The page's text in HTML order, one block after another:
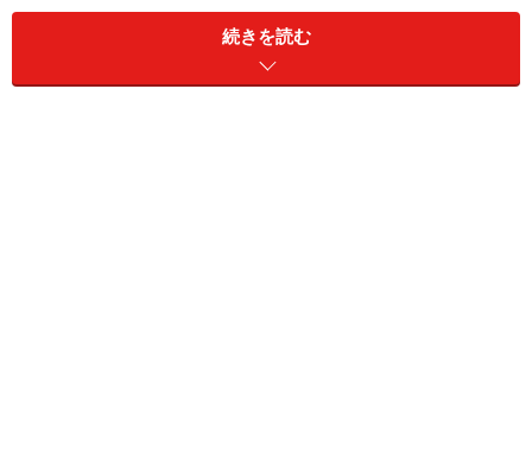
なぜ生存戦略に資産運用が必要か
～稼ぐだけでは足りない、預金だけでは増
続きを読む